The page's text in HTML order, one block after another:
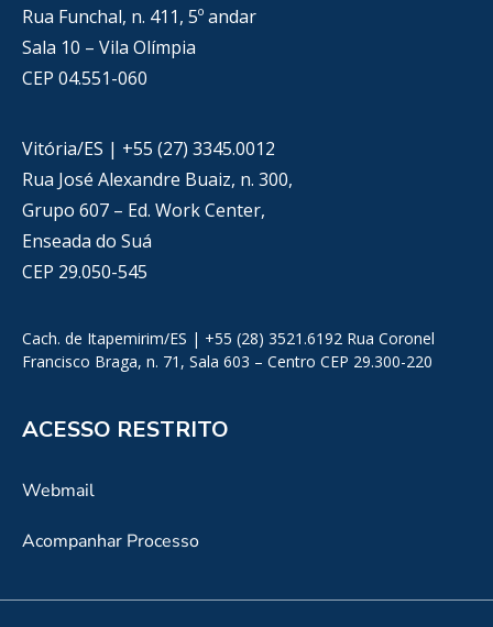
Rua Funchal, n. 411, 5º andar
Sala 10 – Vila Olímpia
CEP 04.551-060
Vitória/ES | +55 (27) 3345.0012
Rua José Alexandre Buaiz, n. 300,
Grupo 607 – Ed. Work Center,
Enseada do Suá
CEP 29.050-545
Cach. de Itapemirim/ES | +55 (28) 3521.6192 Rua Coronel
Francisco Braga, n. 71, Sala 603 – Centro CEP 29.300-220
ACESSO RESTRITO
Webmail
Acompanhar Processo